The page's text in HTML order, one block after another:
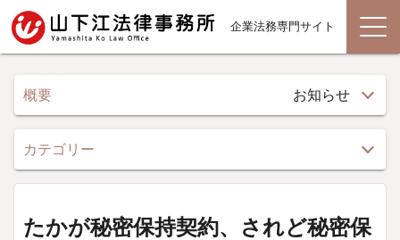
企業法務専門サイト
たかが秘密保持契約、されど秘密保
概要 お知らせ
カテゴリー